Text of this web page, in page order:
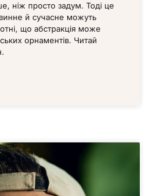
ніж просто задум. Тоді це
й сучасне можуть
що абстракція може
орнаментів. Читай